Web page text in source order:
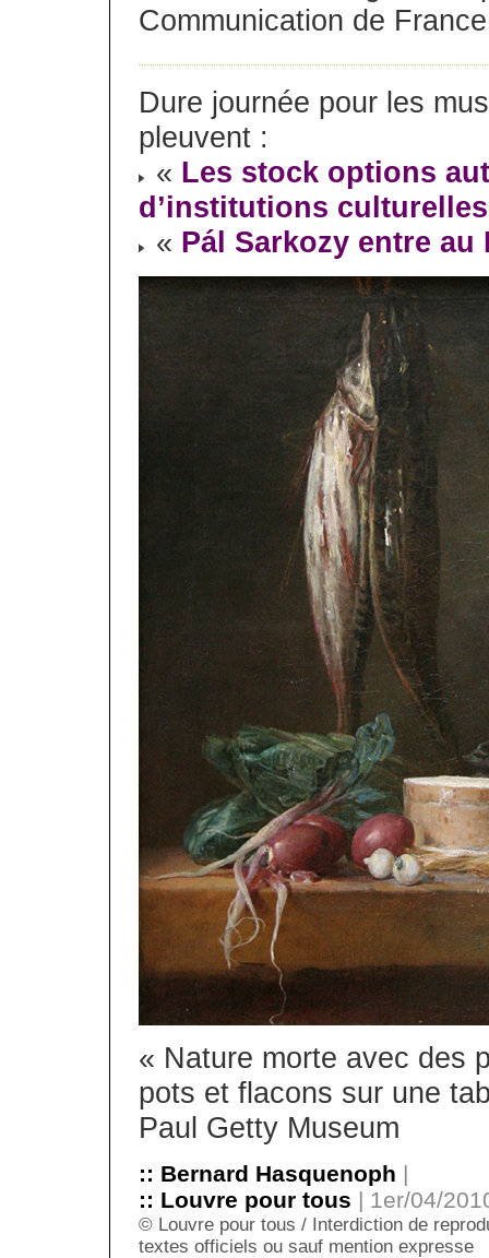
Communication de
Dure journée pour les
pleuvent :
« Les stock options
d’institutions
« Pál Sarkozy entre au
« Nature morte avec des
pots et flacons sur une
Paul Getty Museum
:: Bernard Hasquenoph |
:: Louvre pour tous | 1er/04/
© Louvre pour tous / Interdiction de
textes officiels ou sauf mention expresse